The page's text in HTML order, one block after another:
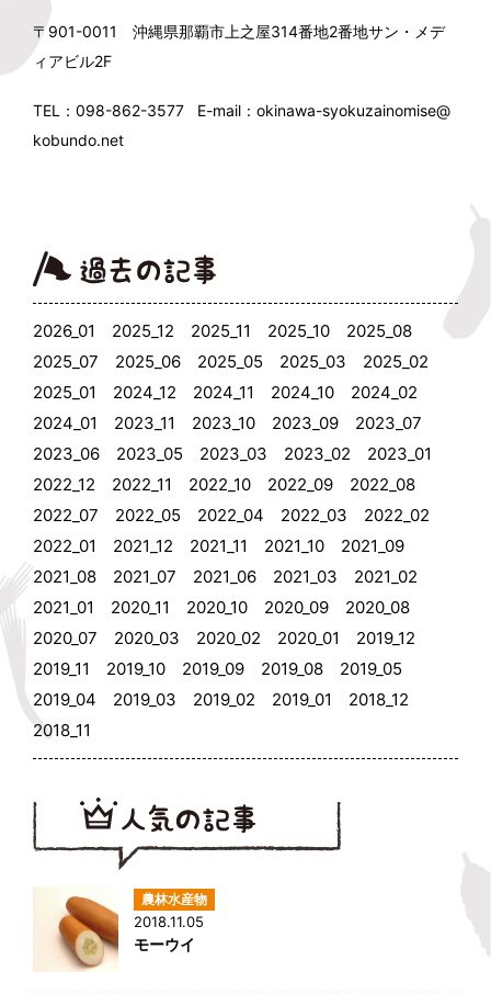
〒901-0011 沖縄県那覇市上之屋314番地2番地サン・メデ
ィアビル2F
TEL：098-862-3577 E-mail：okinawa-syokuzainomise@
kobundo.net
2026_01 2025_12 2025_11 2025_10
2025_08
2025_07
2025_06 2025_05 2025_03
2025_02
2025_01
2024_12 2024_11 2024_10
2024_02
2024_01
2023_11 2023_10 2023_09
2023_07
2023_06
2023_05 2023_03 2023_02
2023_01
2022_12
2022_11 2022_10 2022_09
2022_08
2022_07
2022_05 2022_04 2022_03
2022_02
2022_01
2021_12 2021_11 2021_10
2021_09
2021_08
2021_07 2021_06 2021_03
2021_02
2021_01
2020_11 2020_10 2020_09
2020_08
2020_07
2020_03 2020_02 2020_01
2019_12
2019_11
2019_10 2019_09 2019_08
2019_05
2019_04
2019_03 2019_02 2019_01
2018_12
2018_11
2018.11.05
モーウイ